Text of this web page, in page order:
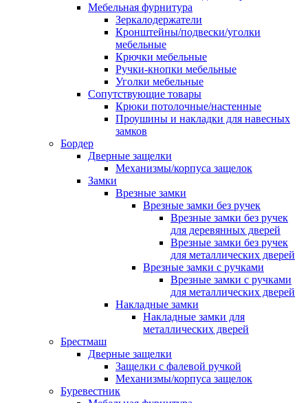
Мебельная фурнитура
Зеркалодержатели
Кронштейны/подвески/уголки
мебельные
Крючки мебельные
Ручки-кнопки мебельные
Уголки мебельные
Сопутствующие товары
Крюки потолочные/настенные
Проушины и накладки для навесных
замков
Бордер
Дверные защелки
Механизмы/корпуса защелок
Замки
Врезные замки
Врезные замки без ручек
Врезные замки без ручек
для деревянных дверей
Врезные замки без ручек
для металлических дверей
Врезные замки с ручками
Врезные замки с ручками
для металлических дверей
Накладные замки
Накладные замки для
металлических дверей
Брестмаш
Дверные защелки
Защелки с фалевой ручкой
Механизмы/корпуса защелок
Буревестник